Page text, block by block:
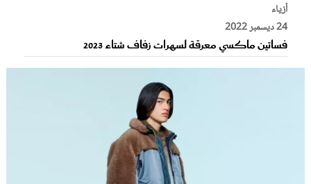
أزياء
24 ديسمبر 2022
فساتين ماكسي معرقة لسهرات زفاف شتاء 2023